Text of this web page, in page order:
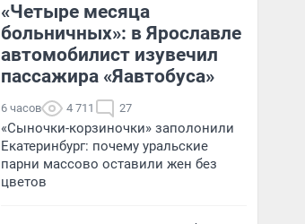
«Четыре месяца
больничных»: в Ярославле
автомобилист изувечил
пассажира «Яавтобуса»
6 часов 4 711 27
«Сыночки-корзиночки» заполонили
Екатеринбург: почему уральские
парни массово оставили жен без
цветов